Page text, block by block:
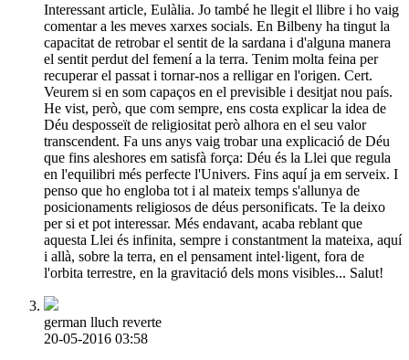
Interessant article, Eulàlia. Jo també he llegit el llibre i ho vaig
comentar a les meves xarxes socials. En Bilbeny ha tingut la
capacitat de retrobar el sentit de la sardana i d'alguna manera
el sentit perdut del femení a la terra. Tenim molta feina per
recuperar el passat i tornar-nos a relligar en l'origen. Cert.
Veurem si en som capaços en el previsible i desitjat nou país.
He vist, però, que com sempre, ens costa explicar la idea de
Déu desposseït de religiositat però alhora en el seu valor
transcendent. Fa uns anys vaig trobar una explicació de Déu
que fins aleshores em satisfà força: Déu és la Llei que regula
en l'equilibri més perfecte l'Univers. Fins aquí ja em serveix. I
penso que ho engloba tot i al mateix temps s'allunya de
posicionaments religiosos de déus personificats. Te la deixo
per si et pot interessar. Més endavant, acaba reblant que
aquesta Llei és infinita, sempre i constantment la mateixa, aquí
i allà, sobre la terra, en el pensament intel·ligent, fora de
l'orbita terrestre, en la gravitació dels mons visibles... Salut!
german lluch reverte
20-05-2016 03:58